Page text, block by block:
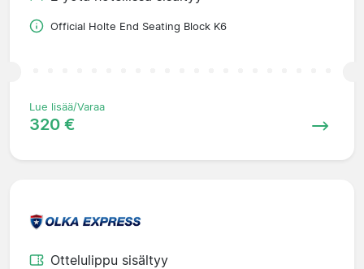
Official Holte End Seating Block K6
Lue lisää/Varaa
320 €
Ottelulippu sisältyy